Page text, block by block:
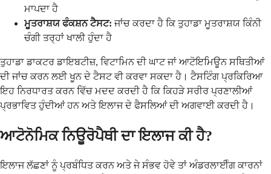
ਮਾਪਦਾ ਹੈ
ਮੂਤਰਾਸ਼ਯ ਫੰਕਸ਼ਨ ਟੈਸਟ: ਜਾਂਚ ਕਰਦਾ ਹੈ ਕਿ ਤੁਹਾਡਾ ਮੂਤਰਾਸ਼ਯ ਕਿੰਨੀ
ਚੰਗੀ ਤਰ੍ਹਾਂ ਖਾਲੀ ਹੁੰਦਾ ਹੈ
ਤੁਹਾਡਾ ਡਾਕਟਰ ਡਾਇਬਟੀਜ਼, ਵਿਟਾਮਿਨ ਦੀ ਘਾਟ ਜਾਂ ਆਟੋਇਮਿਊਨ ਸਥਿਤੀਆਂ
ਦੀ ਜਾਂਚ ਕਰਨ ਲਈ ਖੂਨ ਦੇ ਟੈਸਟ ਵੀ ਕਰਵਾ ਸਕਦਾ ਹੈ। ਟੈਸਟਿੰਗ ਪ੍ਰਕਿਰਿਆ
ਇਹ ਨਿਰਧਾਰਤ ਕਰਨ ਵਿੱਚ ਮਦਦ ਕਰਦੀ ਹੈ ਕਿ ਕਿਹੜੇ ਸਰੀਰ ਪ੍ਰਣਾਲੀਆਂ
ਪ੍ਰਭਾਵਿਤ ਹੁੰਦੀਆਂ ਹਨ ਅਤੇ ਇਲਾਜ ਦੇ ਫੈਸਲਿਆਂ ਦੀ ਅਗਵਾਈ ਕਰਦੀ ਹੈ।
ਆਟੋਨੋਮਿਕ ਨਿਊਰੋਪੈਥੀ ਦਾ ਇਲਾਜ ਕੀ ਹੈ?
ਇਲਾਜ ਲੱਛਣਾਂ ਨੂੰ ਪ੍ਰਬੰਧਿਤ ਕਰਨ ਅਤੇ ਜੇ ਸੰਭਵ ਹੋਵੇ ਤਾਂ ਅੰਡਰਲਾਈੰਗ ਕਾਰਨਾਂ